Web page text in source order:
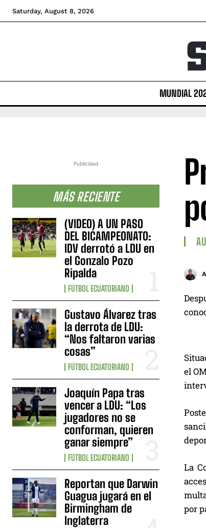
Saturday, August 8, 2026
MUNDIAL
Publicidad
MÁS RECIENTE
(VIDEO) A UN PASO
DEL BICAMPEONATO:
IDV derrotó a LDU en
el Gonzalo Pozo
Ripalda
FÚTBOL ECUATORIANO
Gustavo Álvarez tras
la derrota de LDU:
“Nos faltaron varias
cosas”
FÚTBOL ECUATORIANO
Joaquín Papa tras
vencer a LDU: “Los
jugadores no se
conforman, quieren
ganar siempre”
FÚTBOL ECUATORIANO
Reportan que Darwin
Guagua jugará en el
Birmingham de
Inglaterra
el
La
por